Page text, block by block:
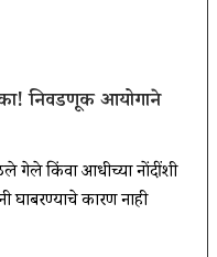
निवडणूक आयोगाने
गेले किंवा आधीच्या नोंदींशी
घाबरण्याचे कारण नाही